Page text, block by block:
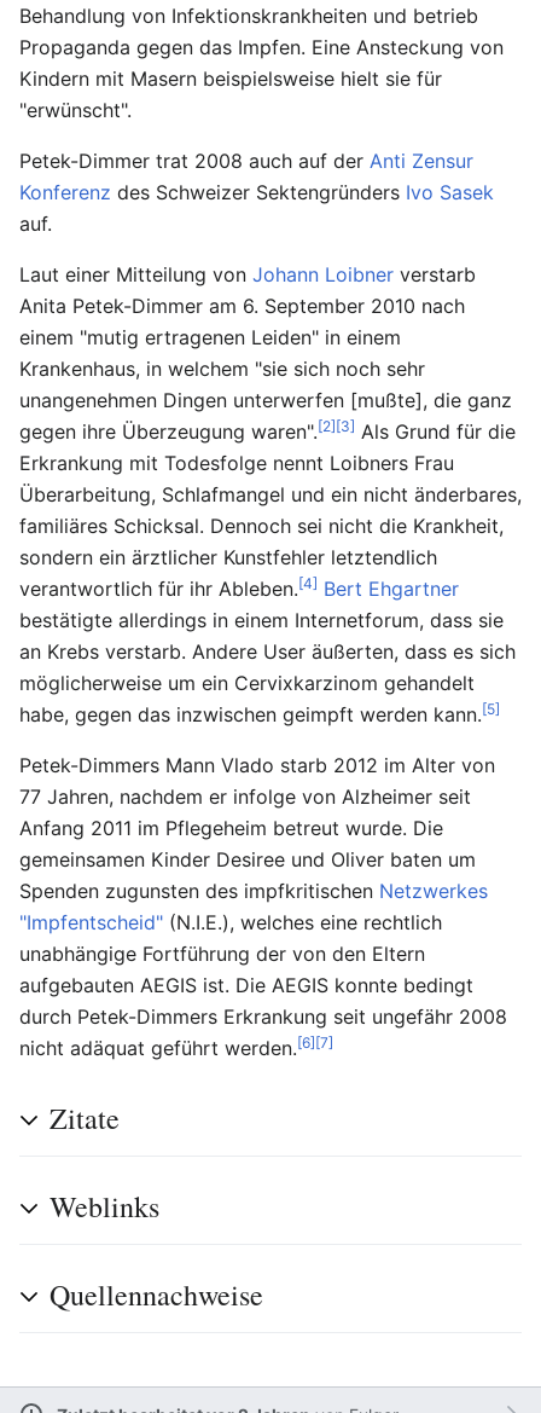
Behandlung von Infektionskrankheiten und betrieb
Propaganda gegen das Impfen. Eine Ansteckung von
Kindern mit Masern beispielsweise hielt sie für
"erwünscht".
Petek-Dimmer trat 2008 auch auf der Anti Zensur
Konferenz des Schweizer Sektengründers Ivo Sasek
auf.
Laut einer Mitteilung von Johann Loibner verstarb
Anita Petek-Dimmer am 6. September 2010 nach
einem "mutig ertragenen Leiden" in einem
Krankenhaus, in welchem "sie sich noch sehr
unangenehmen Dingen unterwerfen [mußte], die ganz
gegen ihre Überzeugung waren".[2][3] Als Grund für die
Erkrankung mit Todesfolge nennt Loibners Frau
Überarbeitung, Schlafmangel und ein nicht änderbares,
familiäres Schicksal. Dennoch sei nicht die Krankheit,
sondern ein ärztlicher Kunstfehler letztendlich
verantwortlich für ihr Ableben.[4] Bert Ehgartner
bestätigte allerdings in einem Internetforum, dass sie
an Krebs verstarb. Andere User äußerten, dass es sich
möglicherweise um ein Cervixkarzinom gehandelt
habe, gegen das inzwischen geimpft werden kann.[5]
Petek-Dimmers Mann Vlado starb 2012 im Alter von
77 Jahren, nachdem er infolge von Alzheimer seit
Anfang 2011 im Pflegeheim betreut wurde. Die
gemeinsamen Kinder Desiree und Oliver baten um
Spenden zugunsten des impfkritischen Netzwerkes
"Impfentscheid" (N.I.E.), welches eine rechtlich
unabhängige Fortführung der von den Eltern
aufgebauten AEGIS ist. Die AEGIS konnte bedingt
durch Petek-Dimmers Erkrankung seit ungefähr 2008
nicht adäquat geführt werden.[6][7]
Zitate
Weblinks
Quellennachweise